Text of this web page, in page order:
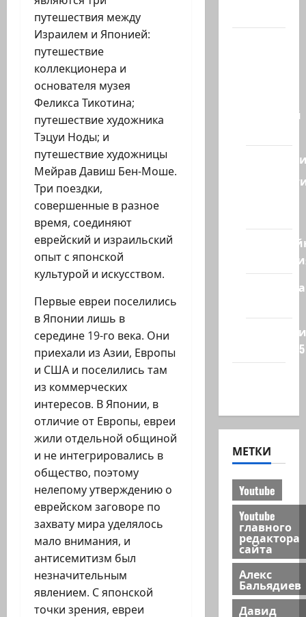
путешествия между
Израилем и Японией:
путешествие
коллекционера и
основателя музея
Феликса Тикотина;
путешествие художника
Тэцуи Ноды; и
путешествие художницы
Мейрав Давиш Бен-Моше.
Три поездки,
совершенные в разное
время, соединяют
еврейский и израильский
опыт с японской
культурой и искусством.
Первые евреи поселились
в Японии лишь в
середине 19-го века. Они
приехали из Азии, Европы
и США и поселились там
из коммерческих
интересов. В Японии, в
отличие от Европы, евреи
жили отдельной общиной
и не интегрировались в
общество, поэтому
нелепому утверждению о
еврейском заговоре по
захвату мира уделялось
мало внимания, и
антисемитизм был
незначительным
явлением. С японской
точки зрения, евреи
Ближний
Полемика
сайта 2025
МЕТКИ
Youtube
Youtube
главного
редактора
сайта
Алекс
Бальядиев
Давид